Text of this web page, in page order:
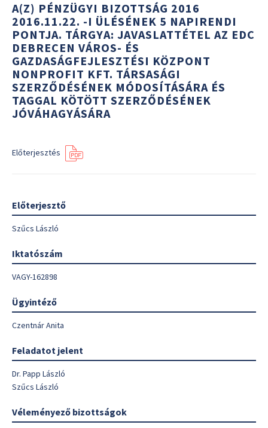
A(Z) PÉNZÜGYI BIZOTTSÁG 2016
2016.11.22. -I ÜLÉSÉNEK 5 NAPIRENDI
PONTJA. TÁRGYA: JAVASLATTÉTEL AZ EDC
DEBRECEN VÁROS- ÉS
GAZDASÁGFEJLESZTÉSI KÖZPONT
NONPROFIT KFT. TÁRSASÁGI
SZERZŐDÉSÉNEK MÓDOSÍTÁSÁRA ÉS
TAGGAL KÖTÖTT SZERZŐDÉSÉNEK
JÓVÁHAGYÁSÁRA
Előterjesztés
Előterjesztő
Szűcs László
Iktatószám
VAGY-162898
Ügyintéző
Czentnár Anita
Feladatot jelent
Dr. Papp László
Szűcs László
Véleményező bizottságok